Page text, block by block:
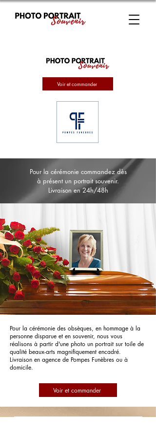
Voir et commander
Pour la cérémonie commandez dès
à présent un portrait souvenir.
Livraison en 24h/48h
Pour la cérémonie des obsèques, en hommage à la
personne disparue et en souvenir, nous vous
réalisons à partir d'une photo un portrait sur toile de
qualité beaux-arts magnifiquement encadré.
Livraison en agence de Pompes Funèbres ou à
domicile.
Voir et commander